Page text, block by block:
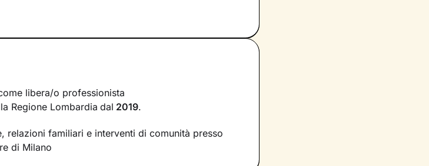
e risolvere i nodi più spinosi, così da innescare il
i tuoibisognipiù profondi e studieremo delle
del tuo contesto relazionale. Sarà un cammino
fino a raggiungere un maggiore stato di
libera/o professionista
Regione Lombardia dal 2019.
relazioni familiari e interventi di comunità presso
di Milano